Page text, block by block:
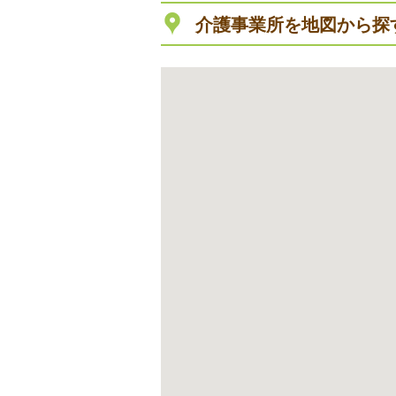
介護事業所を地図から探